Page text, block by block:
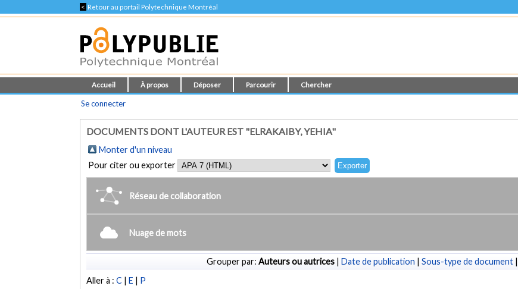
< Retour au portail Polytechnique Montréal
Accueil À propos Déposer Parcourir Chercher
Se connecter
DOCUMENTS DONT L'AUTEUR EST "ELRAKAIBY, YEHIA"
Monter d'un niveau
Pour citer ou exporter
Réseau de collaboration
Nuage de mots
Grouper par: Auteurs ou autrices | Date de publication | Sous-type de document |
Aller à :C |E | P